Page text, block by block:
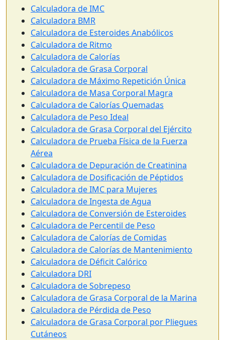
Calculadora de IMC
Calculadora BMR
Calculadora de Esteroides Anabólicos
Calculadora de Ritmo
Calculadora de Calorías
Calculadora de Grasa Corporal
Calculadora de Máximo Repetición Única
Calculadora de Masa Corporal Magra
Calculadora de Calorías Quemadas
Calculadora de Peso Ideal
Calculadora de Grasa Corporal del Ejército
Calculadora de Prueba Física de la Fuerza
Aérea
Calculadora de Depuración de Creatinina
Calculadora de Dosificación de Péptidos
Calculadora de IMC para Mujeres
Calculadora de Ingesta de Agua
Calculadora de Conversión de Esteroides
Calculadora de Percentil de Peso
Calculadora de Calorías de Comidas
Calculadora de Calorías de Mantenimiento
Calculadora de Déficit Calórico
Calculadora DRI
Calculadora de Sobrepeso
Calculadora de Grasa Corporal de la Marina
Calculadora de Pérdida de Peso
Calculadora de Grasa Corporal por Pliegues
Cutáneos